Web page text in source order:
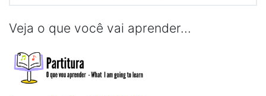
Veja o que você vai aprender...